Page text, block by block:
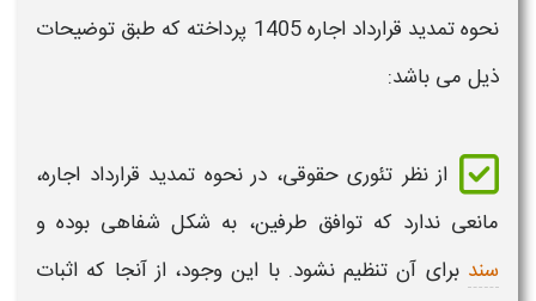
نحوهتمدید قرارداد اجاره 1405
پرداخته که طبق توضیحات
ذیل می باشد:
از نظر تئوری حقوقی، در نحوه تمدید قرارداد اجاره،
مانعی ندارد که توافق طرفین، به شکل شفاهی بوده و
سند برای آن تنظیم نشود. با این وجود، از آنجا که اثبات